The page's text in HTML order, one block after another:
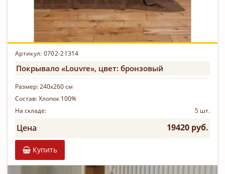
Артикул: 0702-21314
Покрывало «Louvre», цвет: бронзовый
Размер:240х260 см
Состав:Хлопок 100%
На складе:
5 шт.
Цена 19420 руб.
Купить